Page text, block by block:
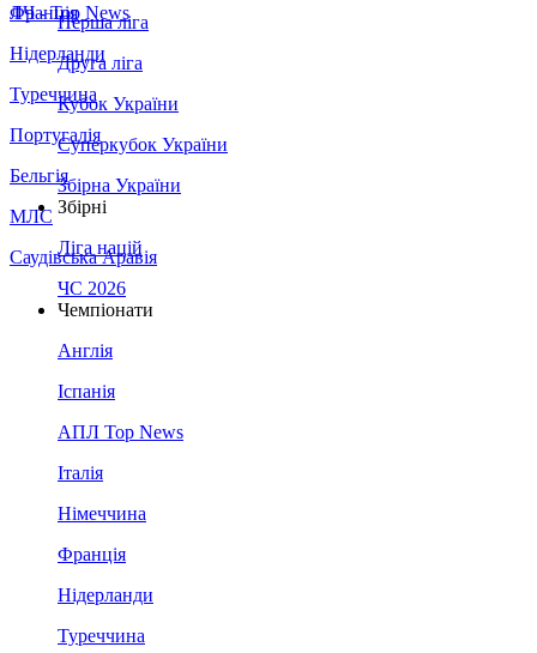
Франція
Нідерланди
Туреччина
Португалія
Бельгія
МЛС
Саудівська Аравія
ЛЧ - Top News
Перша ліга
Друга ліга
Кубок України
Суперкубок України
Збірна України
Збірні
Ліга націй
ЧС 2026
Чемпіонати
Англія
Іспанія
АПЛ Top News
Італія
Німеччина
Франція
Нідерланди
Туреччина